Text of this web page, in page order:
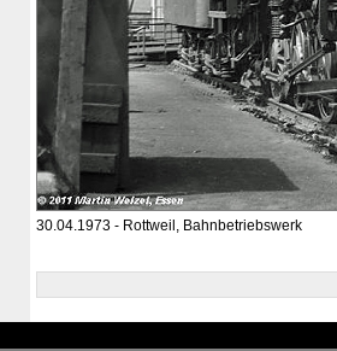
30.04.1973 - Rottweil, Bahnbetriebswerk